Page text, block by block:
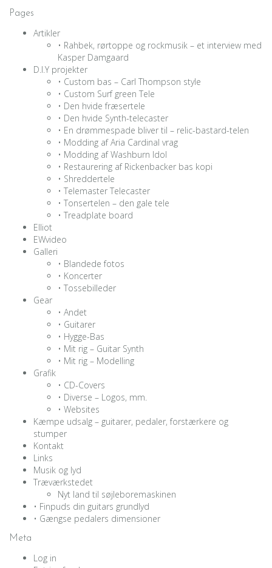
Pages
Artikler
• Rahbek, rørtoppe og rockmusik – et interview med
Kasper Damgaard
D.I.Y projekter
• Custom bas – Carl Thompson style
• Custom Surf green Tele
• Den hvide fræsertele
• Den hvide Synth-telecaster
• En drømmespade bliver til – relic-bastard-telen
• Modding af Aria Cardinal vrag
• Modding af Washburn Idol
• Restaurering af Rickenbacker bas kopi
• Shreddertele
• Telemaster Telecaster
• Tonsertelen – den gale tele
• Treadplate board
Elliot
EWvideo
Galleri
• Blandede fotos
• Koncerter
• Tossebilleder
Gear
• Andet
• Guitarer
• Hygge-Bas
• Mit rig – Guitar Synth
• Mit rig – Modelling
Grafik
• CD-Covers
• Diverse – Logos, mm.
• Websites
Kæmpe udsalg – guitarer, pedaler, forstærkere og
stumper
Kontakt
Links
Musik og lyd
Træværkstedet
Nyt land til søjleboremaskinen
• Finpuds din guitars grundlyd
• Gængse pedalers dimensioner
Meta
Log in